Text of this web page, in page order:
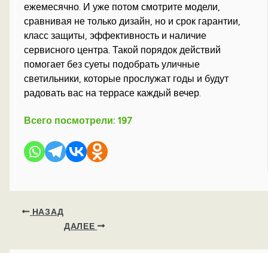
ежемесячно. И уже потом смотрите модели,
сравнивая не только дизайн, но и срок гарантии,
класс защиты, эффективность и наличие
сервисного центра. Такой порядок действий
помогает без суеты подобрать уличные
светильники, которые прослужат годы и будут
радовать вас на террасе каждый вечер.
Всего посмотрели: 197
НАЗАД
ДАЛЕЕ